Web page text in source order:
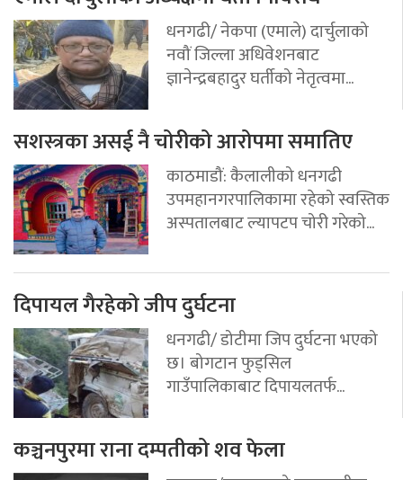
धनगढी/ नेकपा (एमाले) दार्चुलाको
नवौं जिल्ला अधिवेशनबाट
ज्ञानेन्द्रबहादुर घर्तीको नेतृत्वमा...
सशस्त्रका असई नै चोरीको आरोपमा समातिए
काठमाडौं: कैलालीको धनगढी
उपमहानगरपालिकामा रहेको स्वस्तिक
अस्पतालबाट ल्यापटप चोरी गरेको...
दिपायल गैरहेको जीप दुर्घटना
धनगढी/ डोटीमा जिप दुर्घटना भएको
छ। बोगटान फुड्सिल
गाउँपालिकाबाट दिपायलतर्फ...
कञ्चनपुरमा राना दम्पतीको शव फेला